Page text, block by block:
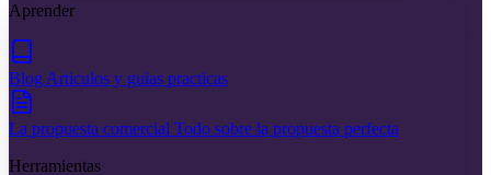
Aprender
Blog Articulos y guias practicas
La propuesta comercial Todo sobre la propuesta perfecta
Herramientas